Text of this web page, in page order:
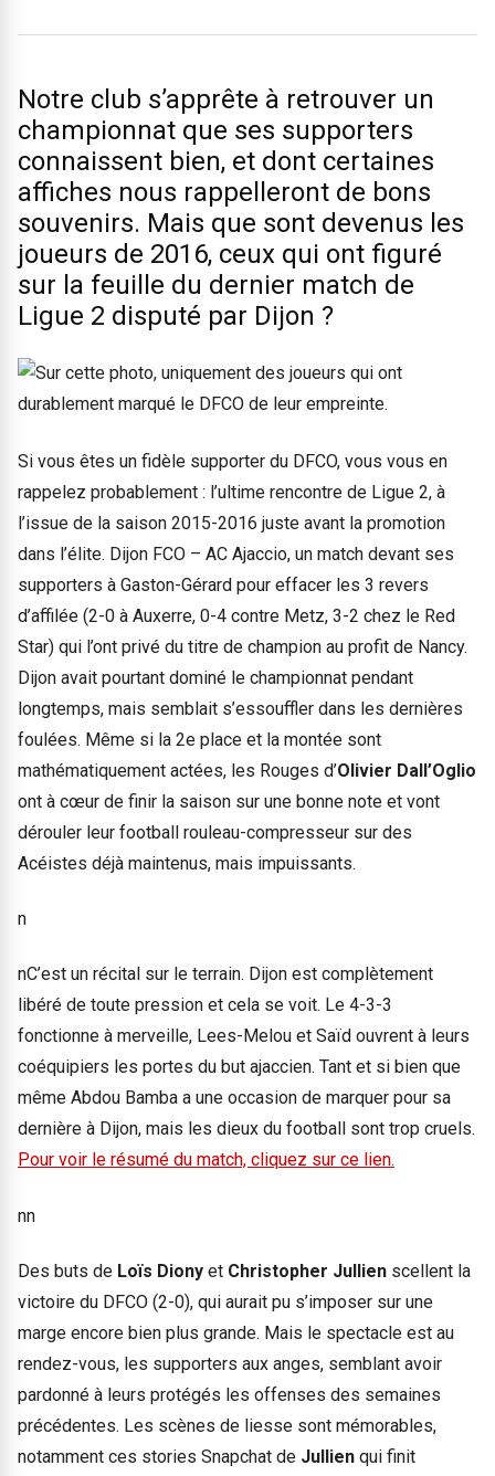
Notre club s’apprête à retrouver un
championnat que ses supporters
connaissent bien, et dont certaines
affiches nous rappelleront de bons
souvenirs. Mais que sont devenus les
joueurs de 2016, ceux qui ont figuré
sur la feuille du dernier match de
Ligue 2 disputé par Dijon ?
Si vous êtes un fidèle supporter du DFCO, vous vous en
rappelez probablement : l’ultime rencontre de Ligue 2, à
l’issue de la saison 2015-2016 juste avant la promotion
dans l’élite. Dijon FCO – AC Ajaccio, un match devant ses
supporters à Gaston-Gérard pour effacer les 3 revers
d’affilée (2-0 à Auxerre, 0-4 contre Metz, 3-2 chez le Red
Star) qui l’ont privé du titre de champion au profit de Nancy.
Dijon avait pourtant dominé le championnat pendant
longtemps, mais semblait s’essouffler dans les dernières
foulées. Même si la 2e place et la montée sont
mathématiquement actées, les Rouges d’Olivier Dall’Oglio
ont à cœur de finir la saison sur une bonne note et vont
dérouler leur football rouleau-compresseur sur des
Acéistes déjà maintenus, mais impuissants.
n
nC’est un récital sur le terrain. Dijon est complètement
libéré de toute pression et cela se voit. Le 4-3-3
fonctionne à merveille, Lees-Melou et Saïd ouvrent à leurs
coéquipiers les portes du but ajaccien. Tant et si bien que
même Abdou Bamba a une occasion de marquer pour sa
dernière à Dijon, mais les dieux du football sont trop cruels.
Pour voir le résumé du match, cliquez sur ce lien.
nn
Des buts de Loïs Diony et Christopher Jullien scellent la
victoire du DFCO (2-0), qui aurait pu s’imposer sur une
marge encore bien plus grande. Mais le spectacle est au
rendez-vous, les supporters aux anges, semblant avoir
pardonné à leurs protégés les offenses des semaines
précédentes. Les scènes de liesse sont mémorables,
notamment ces stories Snapchat de Jullien qui finit